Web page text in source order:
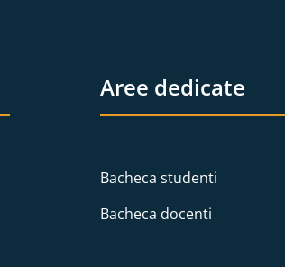
Aree dedicate
Bacheca studenti
Bacheca docenti